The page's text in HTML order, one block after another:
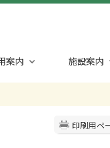
案内 施設案内
印刷用ペ